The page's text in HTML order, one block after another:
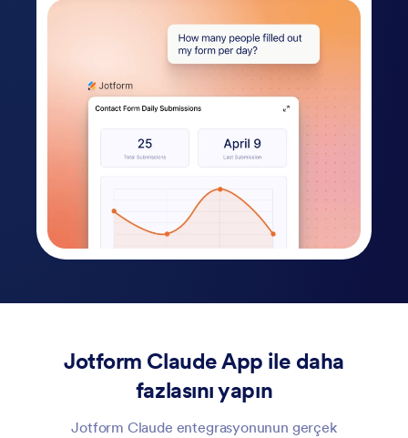
Jotform Claude App ile daha
fazlasını yapın
Jotform Claude entegrasyonunun gerçek